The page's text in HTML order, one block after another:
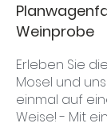
Weinprobe
Erleben Sie
Mosel und
einmal auf
Weise!- Mit